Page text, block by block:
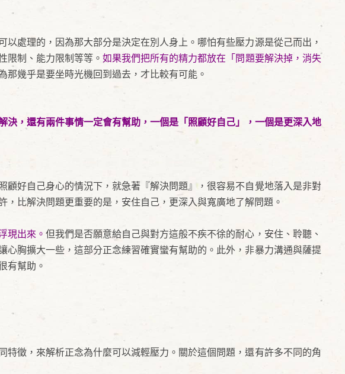
以處理的，因為那大部分是決定在別人身上。哪怕有些壓力源是從己而出，
限制、能力限制等等。如果我們把所有的精力都放在「問題要解決掉，消失
那幾乎是要坐時光機回到過去，才比較有可能。
決，還有兩件事情一定會有幫助，一個是「照顧好自己」，一個是更深入地
顧好自己身心的情況下，就急著『解決問題』，很容易不自覺地落入是非對
，比解決問題更重要的是，安住自己，更深入與寬廣地了解問題。
現出來。但我們是否願意給自己與對方這般不疾不徐的耐心，安住、聆聽、
心胸擴大一些，這部分正念練習確實蠻有幫助的。此外，非暴力溝通與薩提
有幫助。
特徵，來解析正念為什麼可以減輕壓力。關於這個問題，還有許多不同的角